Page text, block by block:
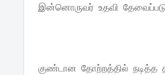
இன்னொருவர் உதவி
குண்டான தோற்றத்தில் நடித்த